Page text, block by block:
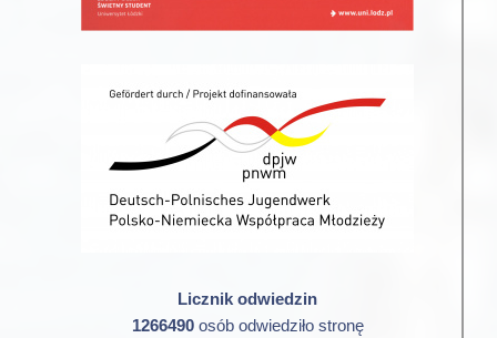
Licznik odwiedzin
1266490osób odwiedziło stronę